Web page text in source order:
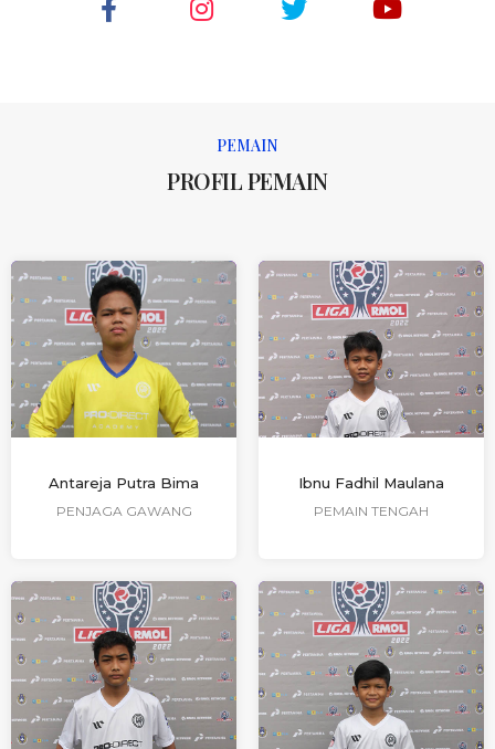
PEMAIN
PROFIL PEMAIN
Antareja Putra Bima
PENJAGA GAWANG
Ibnu Fadhil Maulana
PEMAIN TENGAH